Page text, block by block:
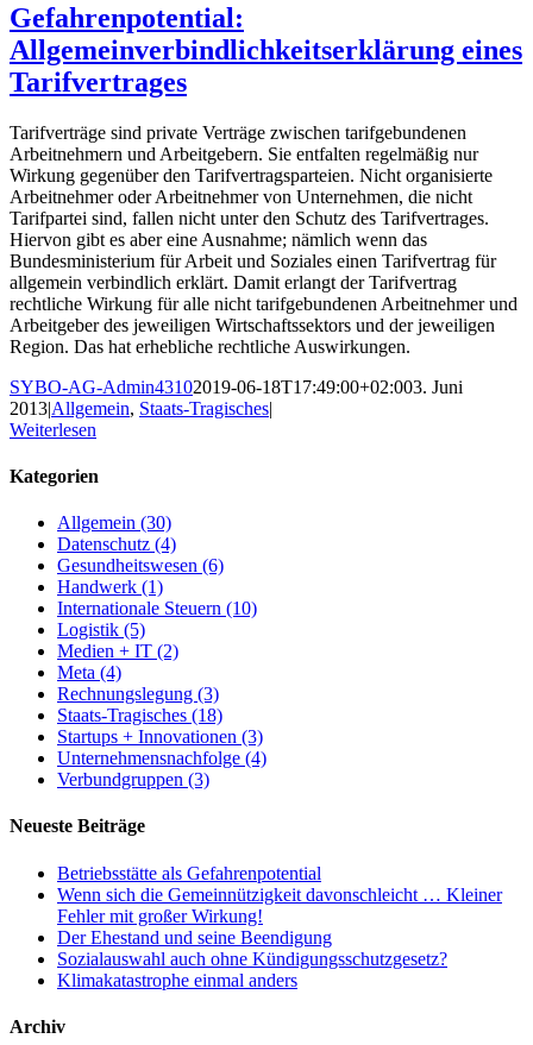
Gefahrenpotential:
Allgemeinverbindlichkeitserklärung eines
Tarifvertrages
Tarifverträge sind private Verträge zwischen tarifgebundenen
Arbeitnehmern und Arbeitgebern. Sie entfalten regelmäßig nur
Wirkung gegenüber den Tarifvertragsparteien. Nicht organisierte
Arbeitnehmer oder Arbeitnehmer von Unternehmen, die nicht
Tarifpartei sind, fallen nicht unter den Schutz des Tarifvertrages.
Hiervon gibt es aber eine Ausnahme; nämlich wenn das
Bundesministerium für Arbeit und Soziales einen Tarifvertrag für
allgemein verbindlich erklärt. Damit erlangt der Tarifvertrag
rechtliche Wirkung für alle nicht tarifgebundenen Arbeitnehmer und
Arbeitgeber des jeweiligen Wirtschaftssektors und der jeweiligen
Region. Das hat erhebliche rechtliche Auswirkungen.
SYBO-AG-Admin43102019-06-18T17:49:00+02:003. Juni
2013|Allgemein, Staats-Tragisches|
Weiterlesen
Kategorien
Allgemein (30)
Datenschutz (4)
Gesundheitswesen (6)
Handwerk (1)
Internationale Steuern (10)
Logistik (5)
Medien + IT (2)
Meta (4)
Rechnungslegung (3)
Staats-Tragisches (18)
Startups + Innovationen (3)
Unternehmensnachfolge (4)
Verbundgruppen (3)
Neueste Beiträge
Betriebsstätte als Gefahrenpotential
Wenn sich die Gemeinnützigkeit davonschleicht … Kleiner
Fehler mit großer Wirkung!
Der Ehestand und seine Beendigung
Sozialauswahl auch ohne Kündigungsschutzgesetz?
Klimakatastrophe einmal anders
Archiv